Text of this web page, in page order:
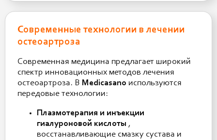
Современные технологии в лечении
остеоартроза
Современная медицина предлагает широкий
спектр инновационных методов лечения
остеоартроза. В Medicasano используются
передовые технологии:
Плазмотерапия и инъекции
гиалуроновой кислоты ,
восстанавливающие смазку сустава и